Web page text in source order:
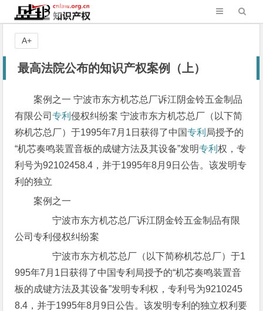
最高法院公布的知识产权案例（上）
案例之一 宁波市东方机芯总厂诉江阴金铃五金制品
有限公司专利侵权纠纷案 宁波市东方机芯总厂（以下简
称机芯总厂）于1995年7月1日获得了中国专利 局授予的
“机芯奏鸣装置音板的成键方法及其设备”发明专利权，专
利号为92102458.4，并于1995年8月9日公告。该发明专
利的独立
案例之一
宁波市东方机芯总厂诉江阴金铃五金制品有限
公司专利侵权纠纷案
宁波市东方机芯总厂（以下简称机芯总厂）于1
995年7月1日获得了中国专利局授予的“机芯奏鸣装置音
板的成键方法及其设备”发明专利权，专利号为9210245
8.4，并于1995年8月9日公告。该发明专利的独立权利要
A+